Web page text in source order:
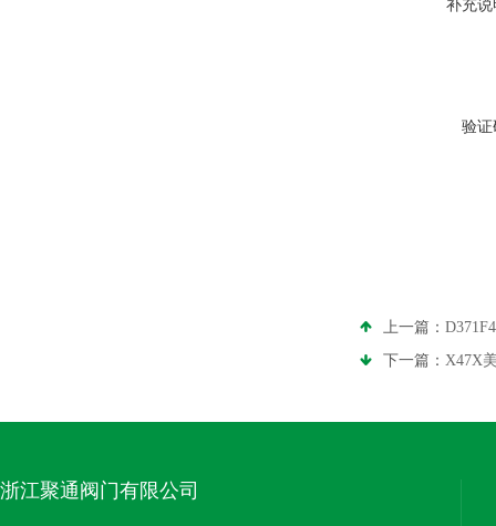
补充说
验证
上一篇：
下一篇： X47X
浙江聚通阀门有限公司